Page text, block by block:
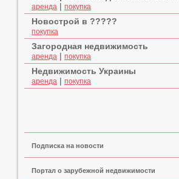
аренда | покупка
Новострой в ?????
покупка
Загородная недвижимость
аренда | покупка
Недвижимость Украины
аренда | покупка
Подписка на новости
Портал о зарубежной недвижимости